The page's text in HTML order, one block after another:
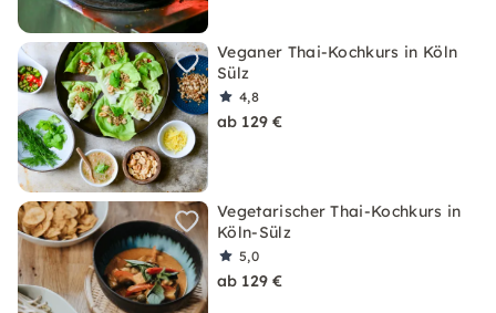
Veganer Thai-Kochkurs in Köln
Sülz
4,8
ab 129 €
Vegetarischer Thai-Kochkurs in
Köln-Sülz
5,0
ab 129 €